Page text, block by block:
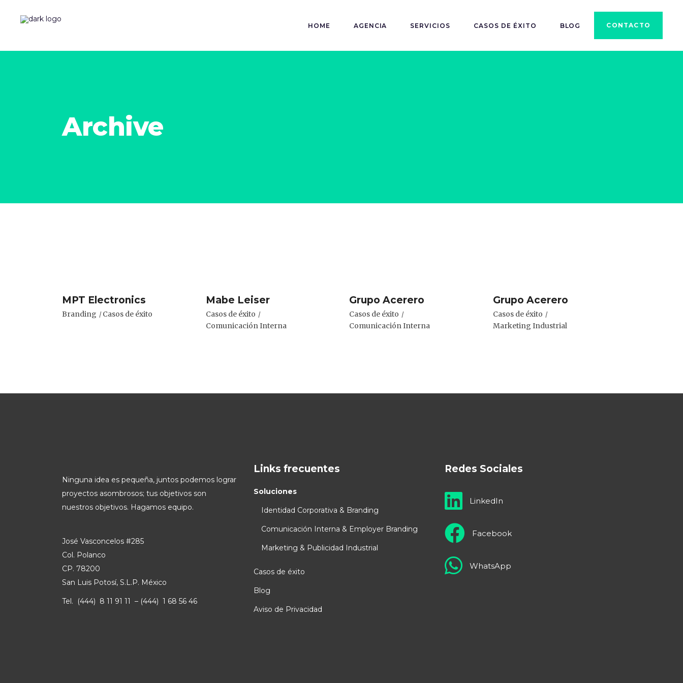
HOME AGENCIA SERVICIOS CASOS DE ÉXITO BLOG CONTACTO
Archive
MPT Electronics
Branding Casos de éxito
Mabe Leiser
Casos de éxito
Comunicación Interna
Grupo Acerero
Casos de éxito
Comunicación Interna
Grupo Acerero
Casos de éxito
Marketing Industrial
Ninguna idea es pequeña, juntos podemos lograr
proyectos asombrosos; tus objetivos son
nuestros objetivos. Hagamos equipo.
José Vasconcelos #285
Col. Polanco
CP. 78200
San Luis Potosí, S.L.P. México
Tel. (444) 8 11 91 11 – (444) 1 68 56 46
Links frecuentes
Soluciones
Identidad Corporativa & Branding
Comunicación Interna & Employer Branding
Marketing & Publicidad Industrial
Casos de éxito
Blog
Aviso de Privacidad
Redes Sociales
LinkedIn
Facebook
WhatsApp